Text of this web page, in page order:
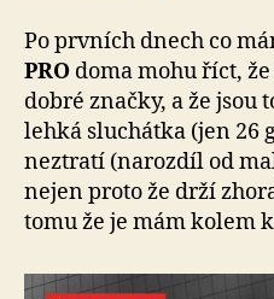
Po prvních dnech co
PRO doma mohu říct,
dobré značky, a že jsou
lehká sluchátka (jen 26
neztratí (narozdíl od
nejen proto že drží
tomu že je mám kolem